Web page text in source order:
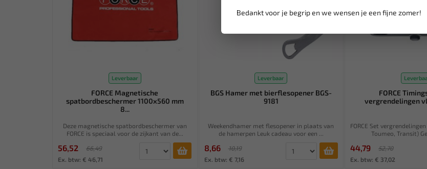
Bedankt voor je begrip en we wensen je een fijne zomer!
Leverbaar
FORCE Magnetische
spatbordbeschermer 1100x560 mm
8...
Deze magnetische spatbordbeschermer van
FORCE is speciaal voor de zijkant van de...
56,52
66,49
Ex. btw: € 46,71
Leverbaar
BGS Hamer met bierflesopener BGS-
9181
Weekendhamer met flesopener in plaats van
de hamerpen Leuk cadeau voor een ...
8,66
10,19
Ex. btw: € 7,16
FORCE
vergrendelingen
FORCE Set vergrendelingen
Toumeo, Transit)
44,79
52,70
Ex. btw: € 37,02